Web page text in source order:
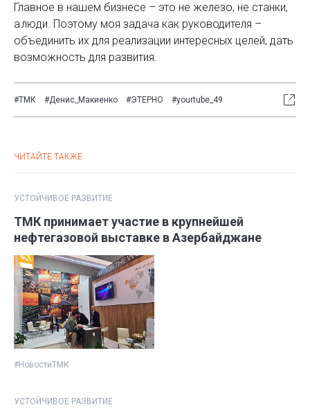
Главное в нашем бизнесе – это не железо, не станки,
а люди. Поэтому моя задача как руководителя –
объединить их для реализации интересных целей, дать
возможность для развития.
#ТМК #Денис_Макиенко #ЭТЕРНО #yourtube_49
ЧИТАЙТЕ ТАКЖЕ
УСТОЙЧИВОЕ РАЗВИТИЕ
ТМК принимает участие в крупнейшей
нефтегазовой выставке в Азербайджане
#НовостиТМК
УСТОЙЧИВОЕ РАЗВИТИЕ